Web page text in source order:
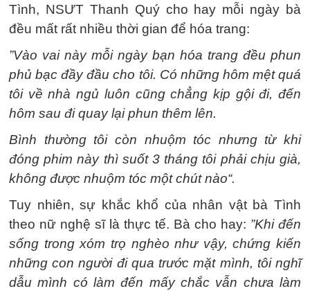
Tình, NSƯT Thanh Quý cho hay mỗi ngày bà
đều mất rất nhiều thời gian để hóa trang:
”Vào vai này mỗi ngày bạn hóa trang đều phun
phủ bạc đầy đầu cho tôi. Có những hôm mệt quá
tôi về nhà ngủ luôn cũng chẳng kịp gội đi, đến
hôm sau đi quay lại phun thêm lên.
Bình thường tôi còn nhuộm tóc nhưng từ khi
đóng phim này thì suốt 3 tháng tôi phải chịu già,
không được nhuộm tóc một chút nào“.
Tuy nhiên, sự khắc khổ của nhân vật bà Tình
theo nữ nghệ sĩ là thực tế. Bà cho hay: ”Khi đến
sống trong xóm trọ nghèo như vậy, chứng kiến
những con người đi qua trước mặt mình, tôi nghĩ
dẫu mình có làm đến mấy chắc vẫn chưa làm